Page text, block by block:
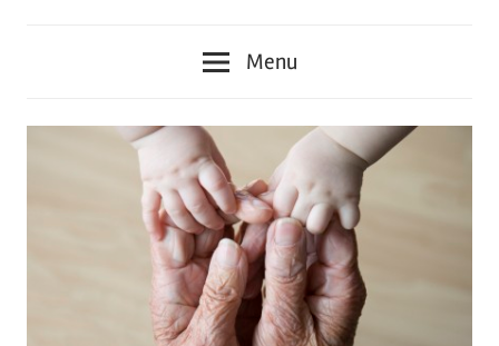
magareće
klupe
Menu